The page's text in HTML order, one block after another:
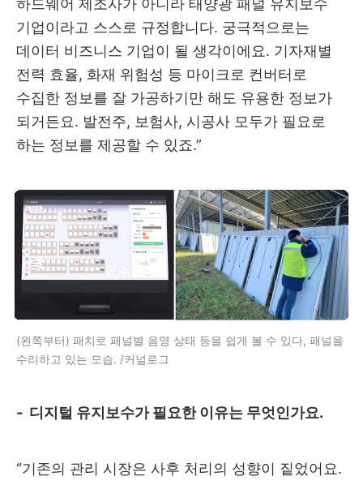
기업이라고 스스로 규정합니다. 궁극적으로는
데이터 비즈니스 기업이 될 생각이에요. 기자재별
전력 효율, 화재 위험성 등 마이크로 컨버터로
수집한 정보를 잘 가공하기만 해도 유용한 정보가
되거든요. 발전주, 보험사, 시공사 모두가 필요로
하는 정보를 제공할 수 있죠.”
(왼쪽부터) 패치로 패널별 음영 상태 등을 쉽게 볼 수 있다, 패널을
수리하고 있는 모습. /커널로그
- 디지털 유지보수가 필요한 이유는 무엇인가요.
“기존의 관리 시장은 사후 처리의 성향이 짙었어요.